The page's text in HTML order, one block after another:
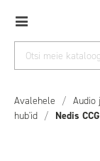
Avalehele / Audio
hub'id / Nedis